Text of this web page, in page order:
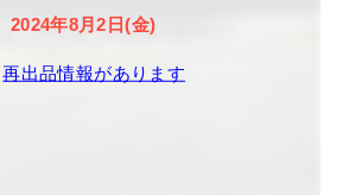
2024年8月2日(金)
再出品情報があります